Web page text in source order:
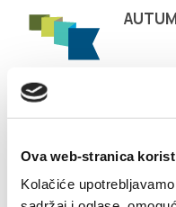
Ova web-stranica
Kolačiće
Vizsgálja meg
Rendeltetési hely
Mit kell tenni?
Info